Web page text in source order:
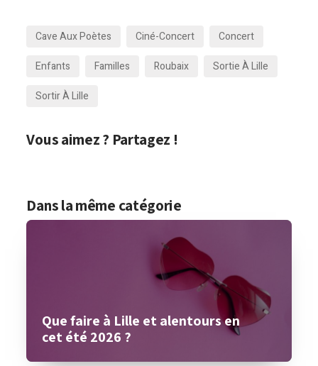
Cave Aux Poètes Ciné-Concert
Concert
Enfants
Familles Roubaix
Sortie À Lille
Sortir À Lille
Vous aimez ? Partagez !
Dans la même catégorie
Que faire à Lille et alentours en
cet été 2026 ?